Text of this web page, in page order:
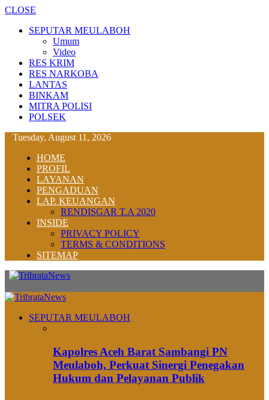
CLOSE
SEPUTAR MEULABOH
Umum
Video
RES KRIM
RES NARKOBA
LANTAS
BINKAM
MITRA POLISI
POLSEK
Tuesday, August 11, 2026
HOME
PROFIL
LAYANAN
PENGADUAN
LAP. KEUANGAN
RENDISGAR T.A 2020
INSIDE
PRIVACY POLICY
TERMS & CONDITIONS
SITEMAP
SEPUTAR MEULABOH
Kapolres Aceh Barat Sambangi PN
Meulaboh, Perkuat Sinergi Penegakan
Hukum dan Pelayanan Publik